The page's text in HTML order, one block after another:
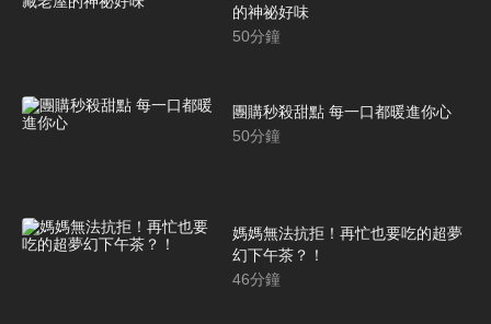
的神祕好味
50分鐘
團購秒殺甜點 每一口都暖進你心
50分鐘
媽媽無法抗拒！再忙也要吃的超夢
幻下午茶？！
46分鐘